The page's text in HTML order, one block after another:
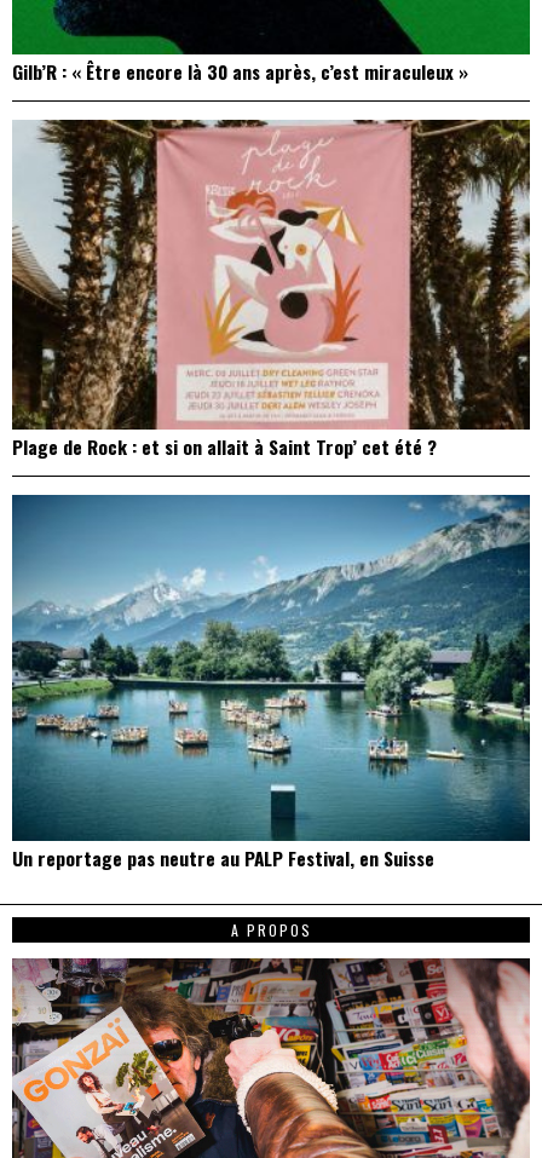
Gilb’R : « Être encore là 30 ans après, c’est miraculeux »
Plage de Rock : et si on allait à Saint Trop’ cet été ?
Un reportage pas neutre au PALP Festival, en Suisse
A PROPOS